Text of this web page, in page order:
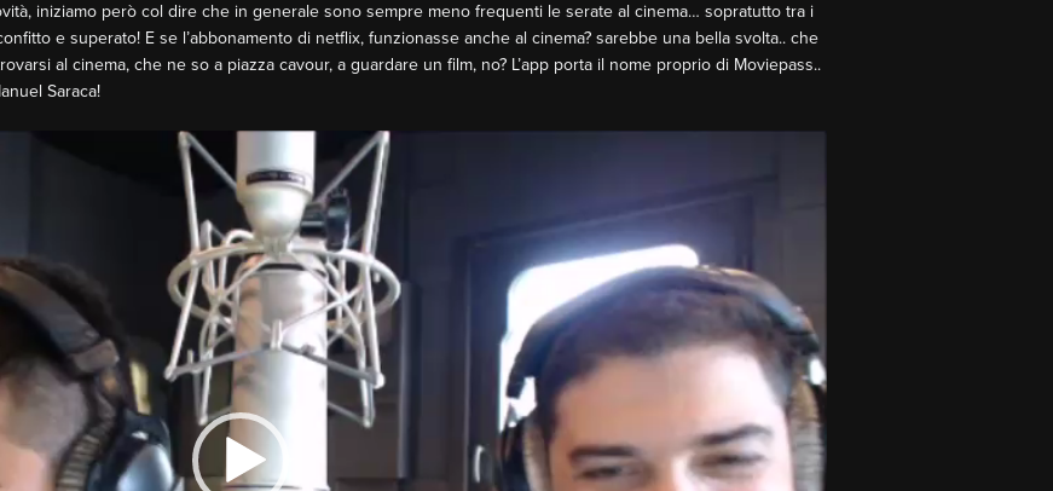
iniziamo però col dire che in generale sono sempre meno frequenti le serate al cinema… sopratutto tra i
e superato! E se l’abbonamento di netflix, funzionasse anche al cinema? sarebbe una bella svolta.. che
al cinema, che ne so a piazza cavour, a guardare un film, no? L’app porta il nome proprio di Moviepass..
Saraca!